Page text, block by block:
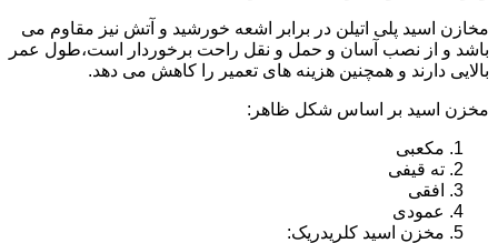
مخازن اسید پلی اتیلن در برابر اشعه خورشید و آتش نیز مقاوم می
باشد و از نصب آسان و حمل و نقل راحت برخوردار است،طول عمر
بالایی دارند و همچنین هزینه های تعمیر را کاهش می دهد.
مخزن اسید بر اساس شکل ظاهر:
مکعبی
ته قیفی
افقی
عمودی
مخزن اسید کلریدریک: